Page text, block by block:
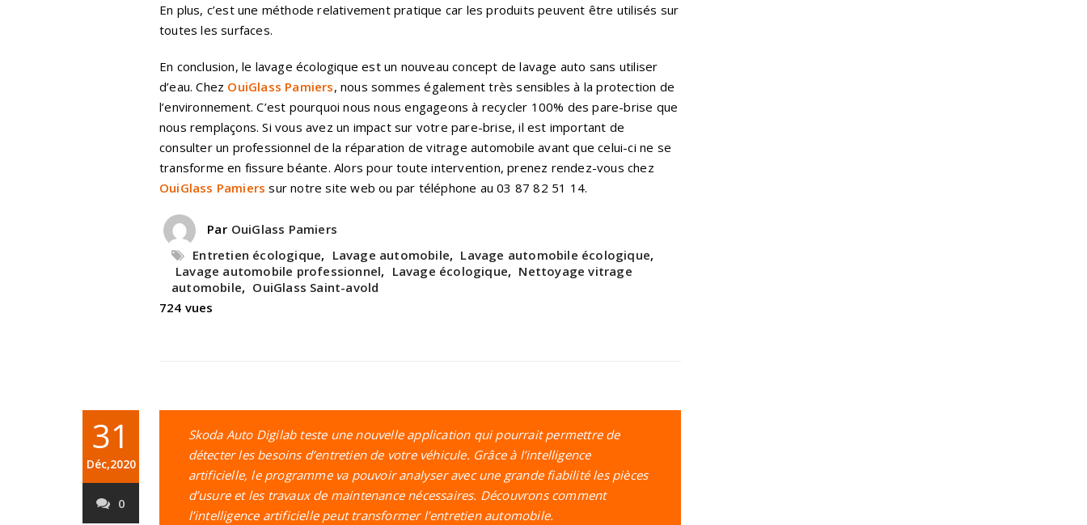
En plus, c’est une méthode relativement pratique car les produits peuvent être utilisés sur
toutes les surfaces.
En conclusion, le lavage écologique est un nouveau concept de lavage auto sans utiliser
d’eau. Chez OuiGlass Pamiers, nous sommes également très sensibles à la protection de
l’environnement. C’est pourquoi nous nous engageons à recycler 100% des pare-brise que
nous remplaçons. Si vous avez un impact sur votre pare-brise, il est important de
consulter un professionnel de la réparation de vitrage automobile avant que celui-ci ne se
transforme en fissure béante. Alors pour toute intervention, prenez rendez-vous chez
OuiGlass Pamiers sur notre site web ou par téléphone au 03 87 82 51 14.
Par OuiGlass Pamiers
Entretien écologique, Lavage automobile, Lavage automobile écologique,
Lavage automobile professionnel, Lavage écologique, Nettoyage vitrage
automobile, OuiGlass Saint-avold
724 vues
31
Déc,2020
0
Skoda Auto Digilab teste une nouvelle application qui pourrait permettre de
détecter les besoins d’entretien de votre véhicule. Grâce à l’intelligence
artificielle, le programme va pouvoir analyser avec une grande fiabilité les pièces
d’usure et les travaux de maintenance nécessaires. Découvrons comment
l’intelligence artificielle peut transformer l’entretien automobile.